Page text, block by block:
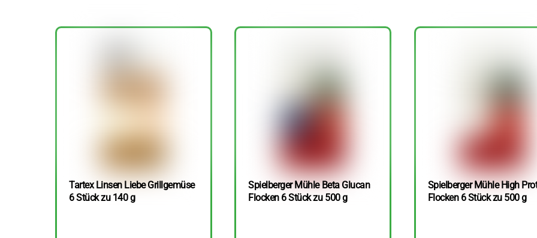
Tartex Linsen Liebe Grillgemüse
6 Stück zu 140 g
Spielberger Mühle Beta Glucan
Flocken 6 Stück zu 500 g
Spielberger Mühle High
Flocken 6 Stück zu 500 g